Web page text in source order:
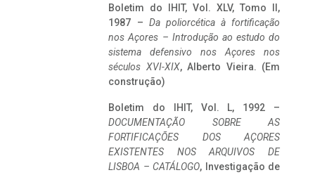
Boletim do IHIT, Vol. XLV, Tomo II,
1987 – Da poliorcética à fortificação
nos Açores – Introdução ao estudo do
sistema defensivo nos Açores nos
séculos XVI-XIX, Alberto Vieira. (Em
construção)
Boletim do IHIT, Vol. L, 1992 –
DOCUMENTAÇÃO SOBRE AS
FORTIFICAÇÕES DOS AÇORES
EXISTENTES NOS ARQUIVOS DE
LISBOA – CATÁLOGO, Investigação de